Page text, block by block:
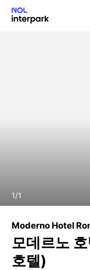
1/1
Moderno Hotel
모데르노
호텔)